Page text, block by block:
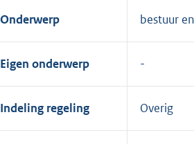
Onderwerp bestuur
Eigen onderwerp
Indeling regeling Overig